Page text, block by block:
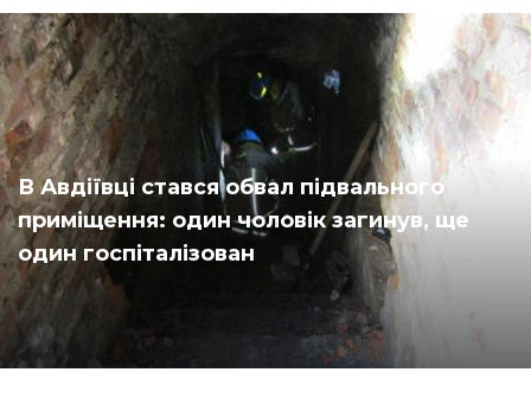
В Авдіївці стався обвал підвального
приміщення: один чоловік загинув, ще
один госпіталізован